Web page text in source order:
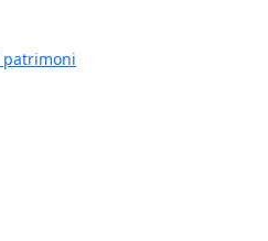
patrimoni